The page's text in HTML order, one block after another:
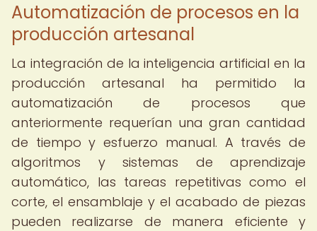
Automatización de procesos en la
producción artesanal
La integración de la inteligencia artificial en la
producción artesanal ha permitido la
automatización de procesos que
anteriormente requerían una gran cantidad
de tiempo y esfuerzo manual. A través de
algoritmos y sistemas de aprendizaje
automático, las tareas repetitivas como el
corte, el ensamblaje y el acabado de piezas
pueden realizarse de manera eficiente y